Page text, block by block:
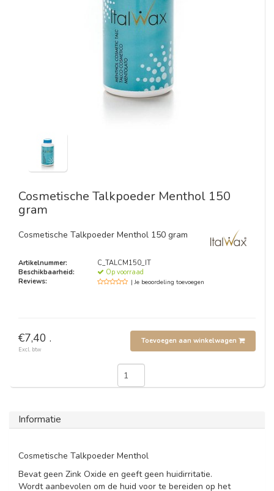
Cosmetische Talkpoeder Menthol 150
gram
Cosmetische Talkpoeder Menthol 150 gram
Artikelnummer:
C_TALCM150_IT
Beschikbaarheid:
Op voorraad
Reviews:
| Je beoordeling toevoegen
€7,40 .
Excl. btw
Toevoegen aan winkelwagen
Informatie
Cosmetische Talkpoeder Menthol
Bevat geen Zink Oxide en geeft geen huidirritatie.
Wordt aanbevolen om de huid voor te bereiden op het